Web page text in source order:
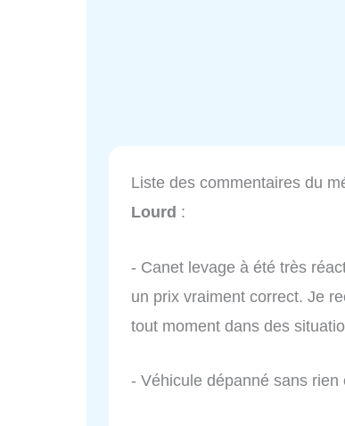
Liste des commentaires du
Lourd :
- Canet levage à été très
un prix vraiment correct. Je
tout moment dans des
- Véhicule dépanné sans